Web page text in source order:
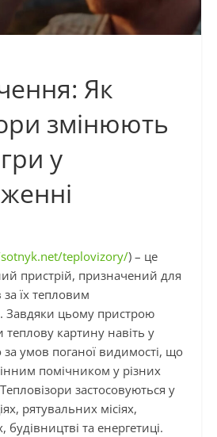
Як
змінюють
у
teplovizory/) – це
пристрій, призначений для
за їх тепловим
цьому пристрою
теплову картину навіть у
за умов поганої видимості, що
помічником у різних
застосовуються у
рятувальних місіях,
та енергетиці.